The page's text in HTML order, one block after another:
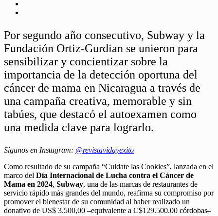
Por segundo año consecutivo, Subway y la
Fundación Ortiz-Gurdian se unieron para
sensibilizar y concientizar sobre la
importancia de la detección oportuna del
cáncer de mama en Nicaragua a través de
una campaña creativa, memorable y sin
tabúes, que destacó el autoexamen como
una medida clave para lograrlo.
Síganos en Instagram: @revistavidayexito
Como resultado de su campaña “Cuidate las Cookies”, lanzada en el
marco del Día Internacional de Lucha contra el Cáncer de
Mama en 2024, Subway, una de las marcas de restaurantes de
servicio rápido más grandes del mundo, reafirma su compromiso por
promover el bienestar de su comunidad al haber realizado un
donativo de US$ 3.500,00 –equivalente a C$129.500.00 córdobas–